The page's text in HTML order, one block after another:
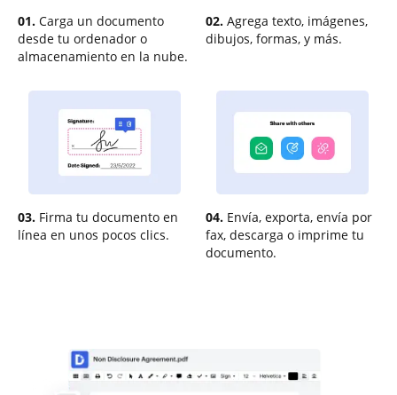
01. Carga un documento
desde tu ordenador o
almacenamiento en la nube.
02. Agrega texto, imágenes,
dibujos, formas, y más.
03. Firma tu documento en
línea en unos pocos clics.
04. Envía, exporta, envía por
fax, descarga o imprime tu
documento.